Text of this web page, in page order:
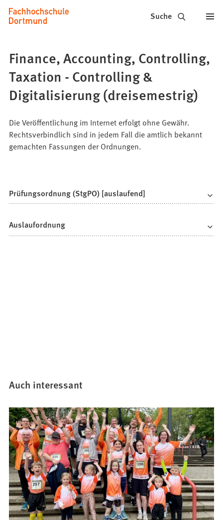
Inhalt anspringen
Fachhochschule
Dortmund
Studium,
Studiengänge,
Bewerbung
Suche
Finance, Accounting, Controlling,
Taxation - Controlling &
Digitalisierung (dreisemestrig)
Die Veröffentlichung im Internet erfolgt ohne Gewähr.
Rechtsverbindlich sind in jedem Fall die amtlich bekannt
gemachten Fassungen der Ordnungen.
Prüfungsordnung (StgPO) [auslaufend]
Auslaufordnung
Auch interessant